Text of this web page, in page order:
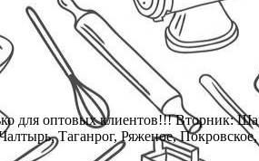
клиентов!!! Вторник:
Таганрог, Ряженое,